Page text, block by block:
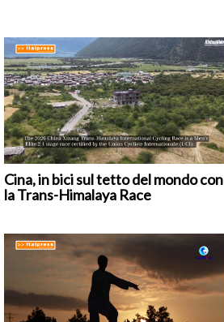
Cina, in bici sul tetto del mondo con
la Trans-Himalaya Race